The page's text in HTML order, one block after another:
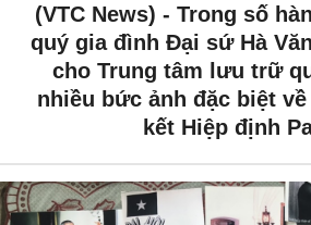
(VTC News) - Trong số
quý gia đình Đại sứ Hà
cho Trung tâm lưu trữ
nhiều bức ảnh đặc biệt
kết Hiệp định